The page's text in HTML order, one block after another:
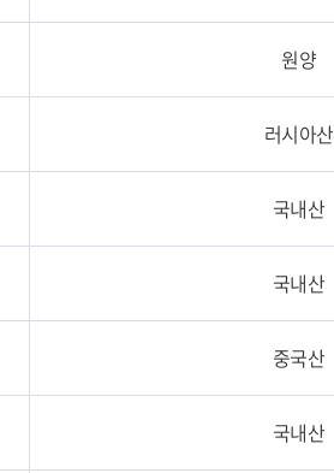
원양
러시아산
국내산
국내산
중국산
국내산